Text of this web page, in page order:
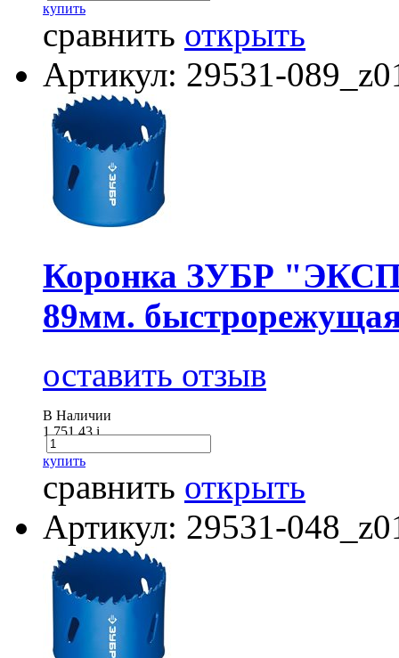
купить
сравнить открыть
Артикул: 29531-
Коронка ЗУБР
89мм.
оставить отзыв
В Наличии
1 751.43i
купить
сравнить открыть
Артикул: 29531-